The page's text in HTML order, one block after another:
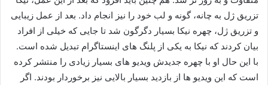
تزریق ژل به چانه، گونه و لب خود را نیز انجام داد. بعد از عمل زیبایی
و تزریق ژل، چهره نیکا بسیار دگرگون شد تا جایی که خیلی از افراد
بیان کردند که نیکا به یکی از پلنگ های اینستاگرام تبدیل شده است.
با این حال او با چهره جدیدش ویدیو های بسیار زیادی را منتشر کرده
است که این ویدیو ها از بازدید بسیار بالایی نیز برخوردار بودند. اگر